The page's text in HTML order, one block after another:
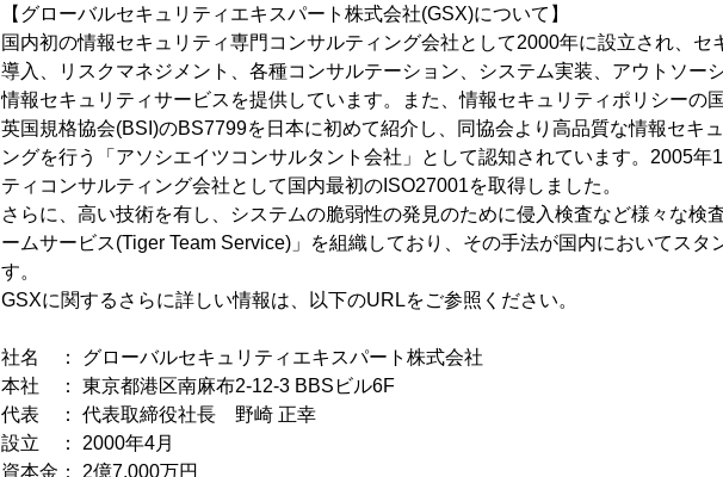
【グローバルセキュリティエキスパート株式会社(GSX)について】
国内初の情報セキュリティ専門コンサルティング会社として2000年に設立され、セ
導入、リスクマネジメント、各種コンサルテーション、システム実装、アウトソー
情報セキュリティサービスを提供しています。また、情報セキュリティポリシーの
英国規格協会(BSI)のBS7799を日本に初めて紹介し、同協会より高品質な情報セキ
ングを行う「アソシエイツコンサルタント会社」として認知されています。2005年
ティコンサルティング会社として国内最初のISO27001を取得しました。
さらに、高い技術を有し、システムの脆弱性の発見のために侵入検査など様々な検
ームサービス(Tiger Team Service)」を組織しており、その手法が国内においてスタ
す。
GSXに関するさらに詳しい情報は、以下のURLをご参照ください。
社名 ： グローバルセキュリティエキスパート株式会社
本社 ： 東京都港区南麻布2-12-3 BBSビル6F
代表 ： 代表取締役社長 野崎 正幸
設立 ： 2000年4月
資本金： 2億7,000万円